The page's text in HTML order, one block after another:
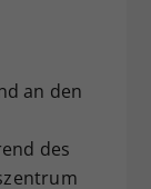
an den
des